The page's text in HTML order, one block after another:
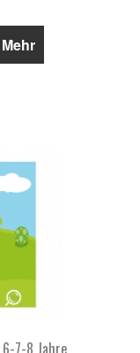
Mehr
7-8 Jahre